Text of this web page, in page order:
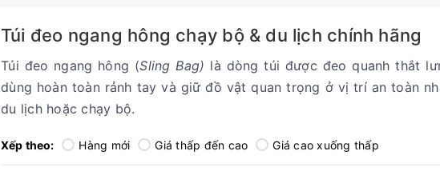
Túi đeo ngang hông chạy bộ & du lịch chính hãng
Túi đeo ngang hông (Sling Bag) là dòng túi được đeo quanh thắt
dùng hoàn toàn rảnh tay và giữ đồ vật quan trọng ở vị trí an toàn
du lịch hoặc chạy bộ.
Xếp theo: Hàng mới Giá thấp đến cao Giá cao xuống thấp